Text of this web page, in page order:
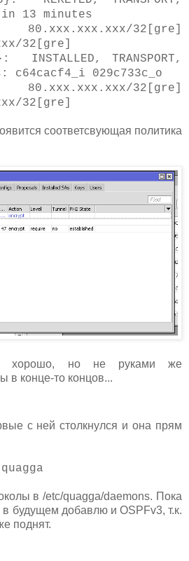
13 minutes
32[gre]
32[gre]
TRANSPORT,
c64cacf4_i 029c733c_o
32[gre]
32[gre]
соответсвующая политика
хорошо, но не руками же
в конце-то концов...
с ней столкнулся и она прям
в /etc/quagga/daemons. Пока
будущем добавлю и OSPFv3, т.к.
поднят.